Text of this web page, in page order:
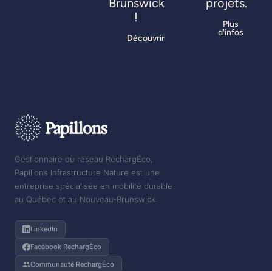
!
Découvrir
Plus
d'infos
Gestionnaire du réseau RechargÉco,
Papillons Infrastructure Nature est une
entreprise spécialisée en mobilité durable
au Québec et au Nouveau-Brunswick.
LinkedIn
Facebook RechargÉco
Communauté RechargÉco